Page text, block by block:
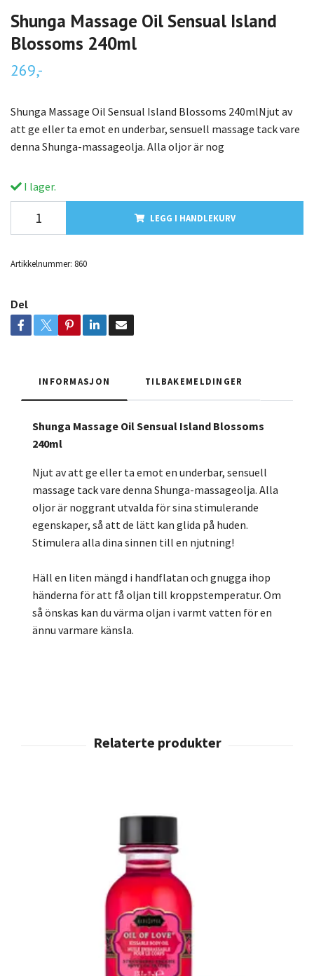
Shunga Massage Oil Sensual Island
Blossoms 240ml
269,-
Shunga Massage Oil Sensual Island Blossoms 240mlNjut av
att ge eller ta emot en underbar, sensuell massage tack vare
denna Shunga-massageolja. Alla oljor är nog
I lager.
LEGG I HANDLEKURV
Artikkelnummer: 860
Del
INFORMASJON TILBAKEMELDINGER
Shunga Massage Oil Sensual Island Blossoms
240ml
Njut av att ge eller ta emot en underbar, sensuell
massage tack vare denna Shunga-massageolja. Alla
oljor är noggrant utvalda för sina stimulerande
egenskaper, så att de lätt kan glida på huden.
Stimulera alla dina sinnen till en njutning!
Häll en liten mängd i handflatan och gnugga ihop
händerna för att få oljan till kroppstemperatur. Om
så önskas kan du värma oljan i varmt vatten för en
ännu varmare känsla.